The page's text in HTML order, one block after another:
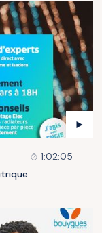
1:02:05